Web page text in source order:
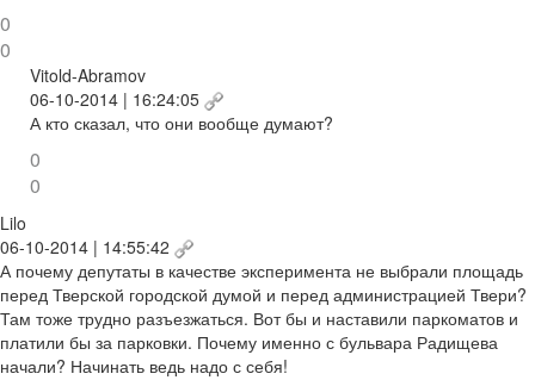
0
0
Vitold-Abramov
06-10-2014 | 16:24:05
А кто сказал, что они вообще думают?
0
0
Lilo
06-10-2014 | 14:55:42
А почему депутаты в качестве эксперимента не выбрали площадь
перед Тверской городской думой и перед администрацией Твери?
Там тоже трудно разъезжаться. Вот бы и наставили паркоматов и
платили бы за парковки. Почему именно с бульвара Радищева
начали? Начинать ведь надо с себя!